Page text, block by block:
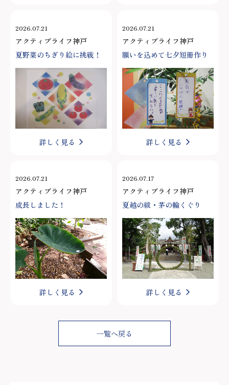
2026.07.21
アクティブライフ神戸
夏野菜のちぎり絵に挑戦！
詳しく見る
2026.07.21
アクティブライフ神戸
願いを込めて七夕短冊作り
詳しく見る
2026.07.21
アクティブライフ神戸
成長しました！
詳しく見る
2026.07.17
アクティブライフ神戸
夏越の祓・茅の輪くぐり
詳しく見る
一覧へ戻る